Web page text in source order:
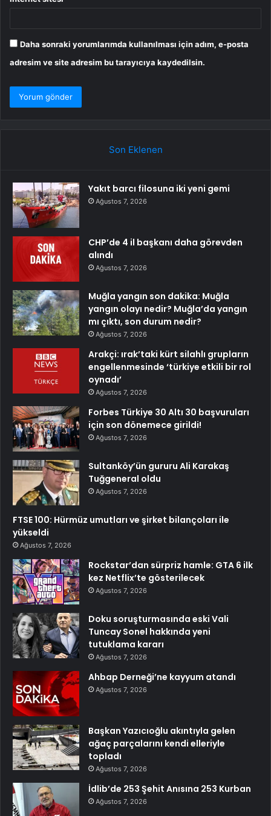
Daha sonraki yorumlarımda kullanılması için adım, e-posta
adresim ve site adresim bu tarayıcıya kaydedilsin.
Son Eklenen
Yakıt barcı filosuna iki yeni gemi
Ağustos 7, 2026
CHP’de 4 il başkanı daha görevden
alındı
Ağustos 7, 2026
Muğla yangın son dakika: Muğla
yangın olayı nedir? Muğla’da yangın
mı çıktı, son durum nedir?
Ağustos 7, 2026
Arakçi: ırak’taki kürt silahlı grupların
engellenmesinde ‘türkiye etkili bir rol
oynadı’
Ağustos 7, 2026
Forbes Türkiye 30 Altı 30 başvuruları
için son dönemece girildi!
Ağustos 7, 2026
Sultanköy’ün gururu Ali Karakaş
Tuğgeneral oldu
Ağustos 7, 2026
FTSE 100: Hürmüz umutları ve şirket bilançoları ile
yükseldi
Ağustos 7, 2026
Rockstar’dan sürpriz hamle: GTA 6 ilk
kez Netflix’te gösterilecek
Ağustos 7, 2026
Doku soruşturmasında eski Vali
Tuncay Sonel hakkında yeni
tutuklama kararı
Ağustos 7, 2026
Ahbap Derneği’ne kayyum atandı
Ağustos 7, 2026
Başkan Yazıcıoğlu akıntıyla gelen
ağaç parçalarını kendi elleriyle
topladı
Ağustos 7, 2026
İdlib’de 253 Şehit Anısına 253 Kurban
Ağustos 7, 2026